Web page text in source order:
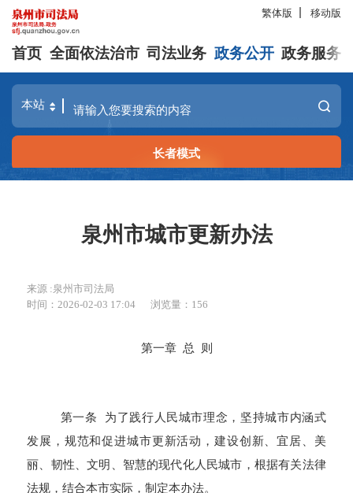
繁体版 移动版
首页 全面依法治市 司法业务 政务公开 政务服务
长者模式
泉州市城市更新办法
来源 :泉州市司法局
时间：2026-02-03 17:04
浏览量： 156
第一章 总 则
第一条 为了践行人民城市理念，坚持城市内涵式
发展，规范和促进城市更新活动，建设创新、宜居、美
丽、韧性、文明、智慧的现代化人民城市，根据有关法律
法规，结合本市实际，制定本办法。